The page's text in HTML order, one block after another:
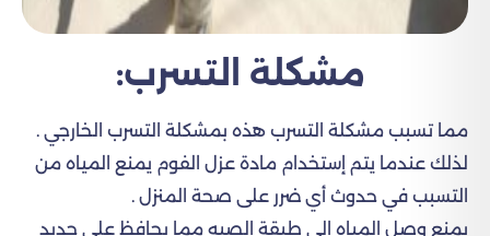
مشكلة التسرب:
مما تسبب مشكلة التسرب هذه بمشكلة التسرب الخارجي .
لذلك عندما يتم إستخدام مادة عزل الفوم يمنع المياه من
التسبب في حدوث أي ضرر على صحة المنزل .
يمنع وصل المياه الى طبقة الصبه مما يحافظ على حديد